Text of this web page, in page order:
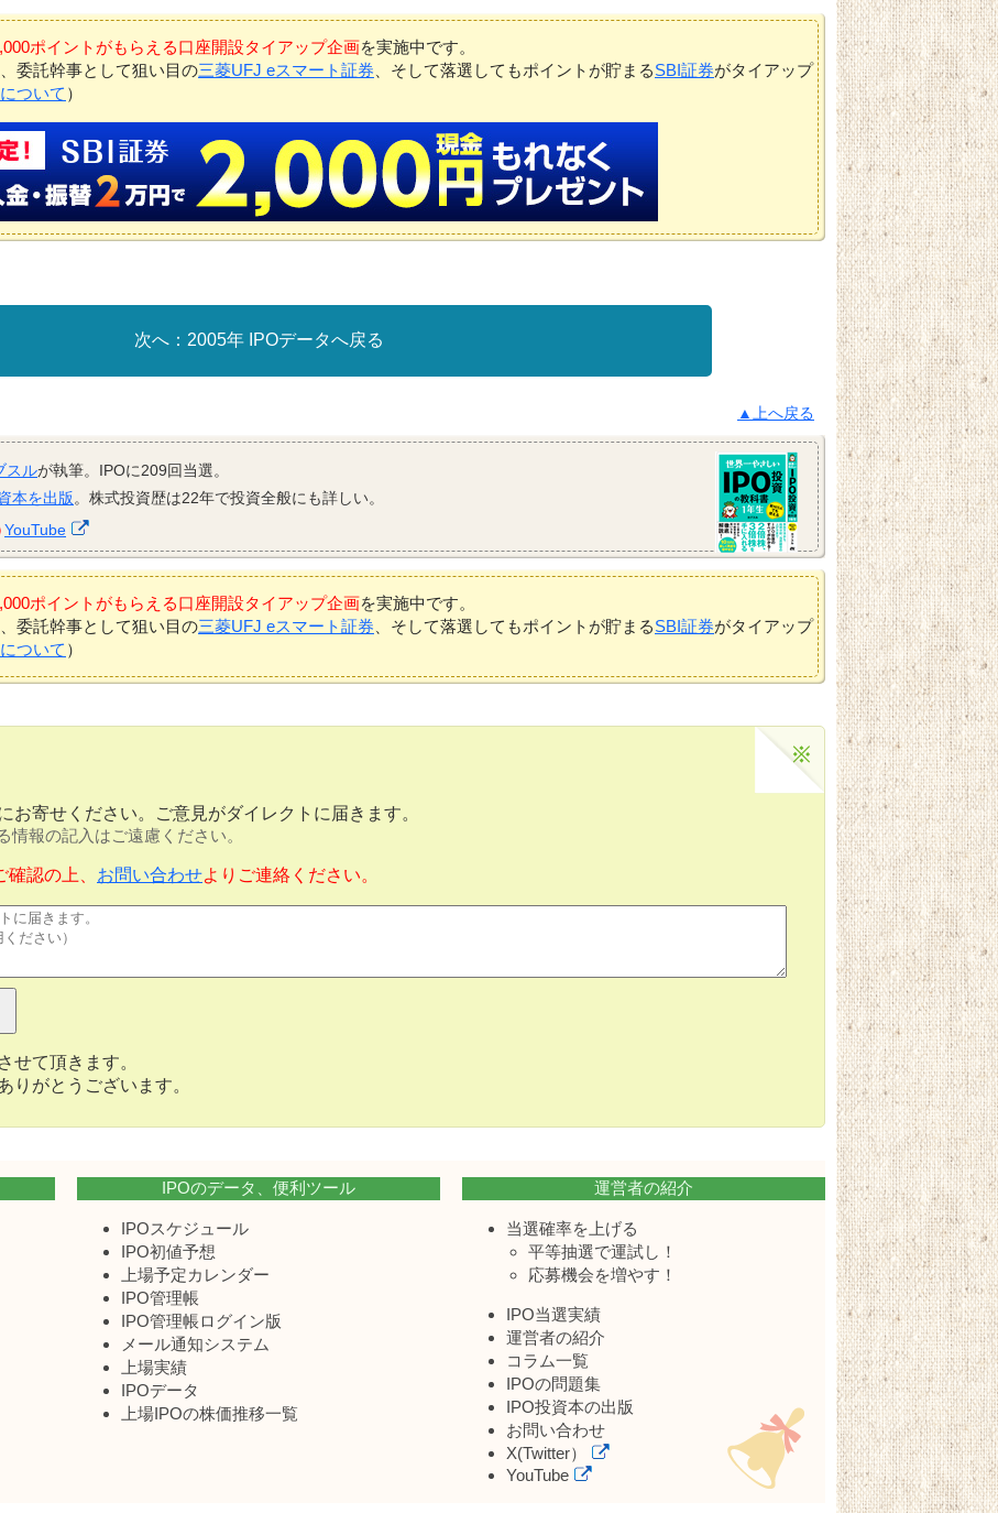
ポイントがもらえる口座開設タイアップ企画を実施中です。
、委託幹事として狙い目の三菱UFJ eスマート証券 、そして落選してもポイントが貯まるSBI証券がタイアップ
ついて ）
2005年 IPOデータへ戻る
▲上へ戻る
スルが執筆。IPOに209回当選。
本を出版。株式投資歴は22年で投資全般にも詳しい。
YouTube
ポイントがもらえる口座開設タイアップ企画を実施中です。
、委託幹事として狙い目の三菱UFJ eスマート証券 、そして落選してもポイントが貯まるSBI証券がタイアップ
ついて ）
お寄せください。ご意見がダイレクトに届きます。
報の記入はご遠慮ください。
確認の上、 お問い合わせよりご連絡ください。
せて頂きます。
りがとうございます。
IPOのデータ、便利ツール
IPOスケジュール
IPO初値予想
上場予定カレンダー
IPO管理帳
IPO管理帳ログイン版
メール通知システム
上場実績
IPOデータ
上場IPOの株価推移一覧
運営者の紹介
当選確率を上げる
平等抽選で運試し！
応募機会を増やす！
IPO当選実績
運営者の紹介
コラム一覧
IPOの問題集
IPO投資本の出版
お問い合わせ
X(Twitter）
YouTube